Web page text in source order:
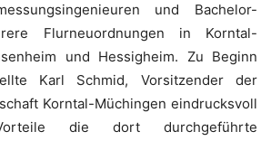
und Bachelor-
Flurneuordnungen in Korntal-
und Hessigheim. Zu Beginn
Karl Schmid, Vorsitzender der
Korntal-Müchingen eindrucksvoll
die dort durchgeführte